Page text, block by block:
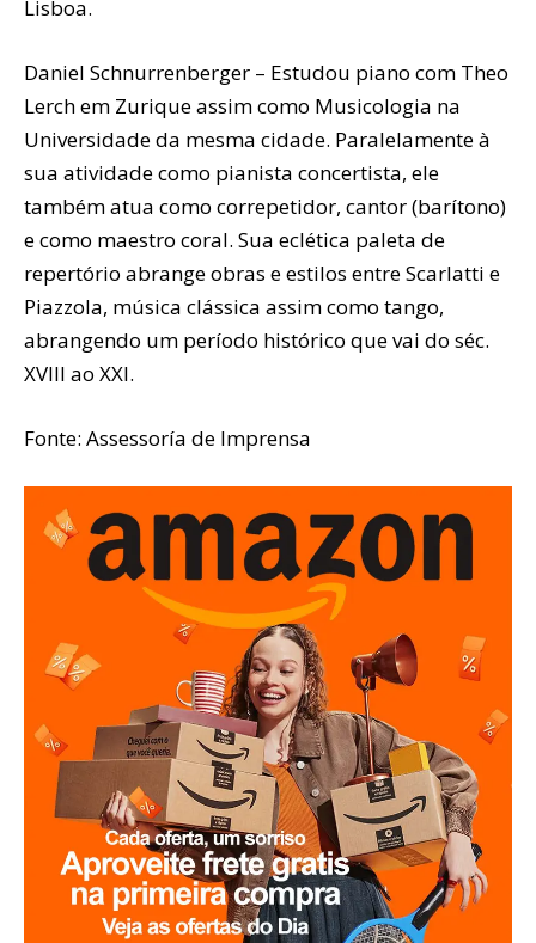
Lisboa.
Daniel Schnurrenberger – Estudou piano com Theo
Lerch em Zurique assim como Musicologia na
Universidade da mesma cidade. Paralelamente à
sua atividade como pianista concertista, ele
também atua como correpetidor, cantor (barítono)
e como maestro coral. Sua eclética paleta de
repertório abrange obras e estilos entre Scarlatti e
Piazzola, música clássica assim como tango,
abrangendo um período histórico que vai do séc.
XVIII ao XXI.
Fonte: Assessoría de Imprensa